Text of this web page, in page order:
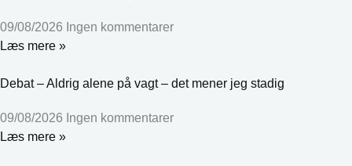
09/08/2026 Ingen kommentarer
Læs mere »
Debat – Aldrig alene på vagt – det mener jeg stadig
09/08/2026 Ingen kommentarer
Læs mere »